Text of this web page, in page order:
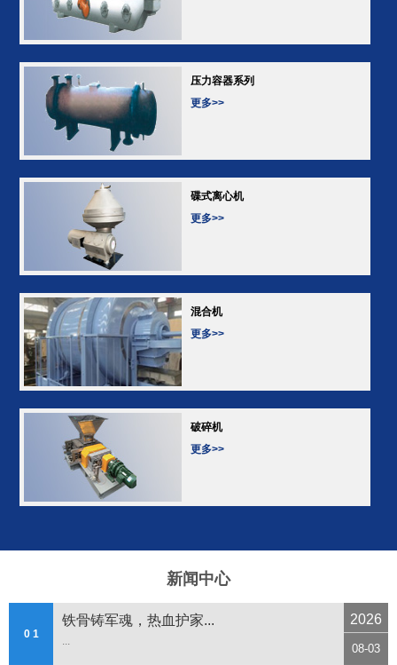
压力容器系列
更多>>
碟式离心机
更多>>
混合机
更多>>
破碎机
更多>>
新闻中心
0 1
铁骨铸军魂，热血护家...
...
2026
08-03